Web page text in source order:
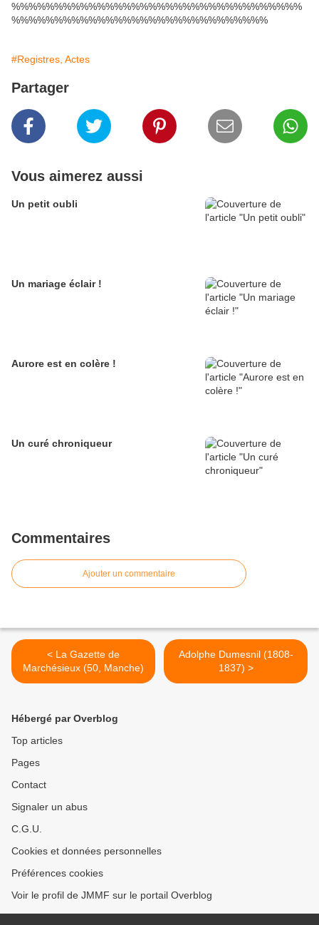
%%%%%%%%%%%%%%%%%%%%%%%%%%%%%%%%%%
%%%%%%%%%%%%%%%%%%%%%%%%%%%%%%
#Registres, Actes
Partager
Vous aimerez aussi
Un petit oubli
Un mariage éclair !
Aurore est en colère !
Un curé chroniqueur
Commentaires
Ajouter un commentaire
< La Gazette de
Marchésieux (50, Manche)
Adolphe Dumesnil (1808-
1837) >
Hébergé par Overblog
Top articles
Pages
Contact
Signaler un abus
C.G.U.
Cookies et données personnelles
Préférences cookies
Voir le profil de JMMF sur le portail Overblog